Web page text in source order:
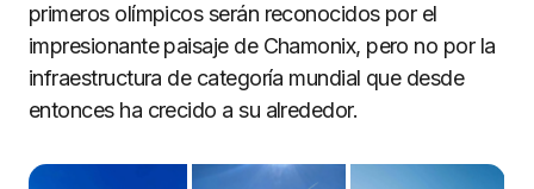
primeros olímpicos serán reconocidos por el
impresionante paisaje de Chamonix, pero no por la
infraestructura de categoría mundial que desde
entonces ha crecido a su alrededor.